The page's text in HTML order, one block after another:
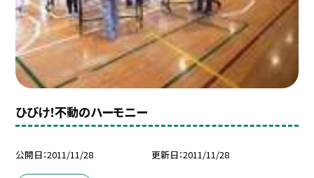
ひびけ！不動のハーモニー
公開日 2011/11/28 更新日 2011/11/28